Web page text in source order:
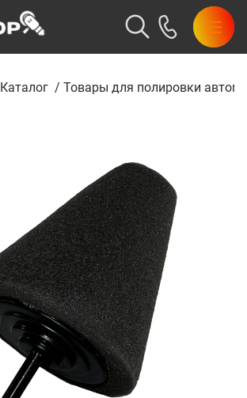
Каталог / Товары для полировки